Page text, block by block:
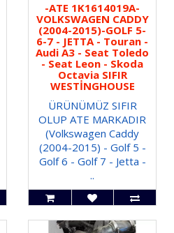
-ATE 1K1614019A-
VOLKSWAGEN CADDY
(2004-2015)-GOLF 5-
6-7 - JETTA - Touran -
Audi A3 - Seat Toledo
- Seat Leon - Skoda
Octavia SIFIR
WESTİNGHOUSE
ÜRÜNÜMÜZ SIFIR
OLUP ATE MARKADIR
(Volkswagen Caddy
(2004-2015) - Golf 5 -
Golf 6 - Golf 7 - Jetta -
..